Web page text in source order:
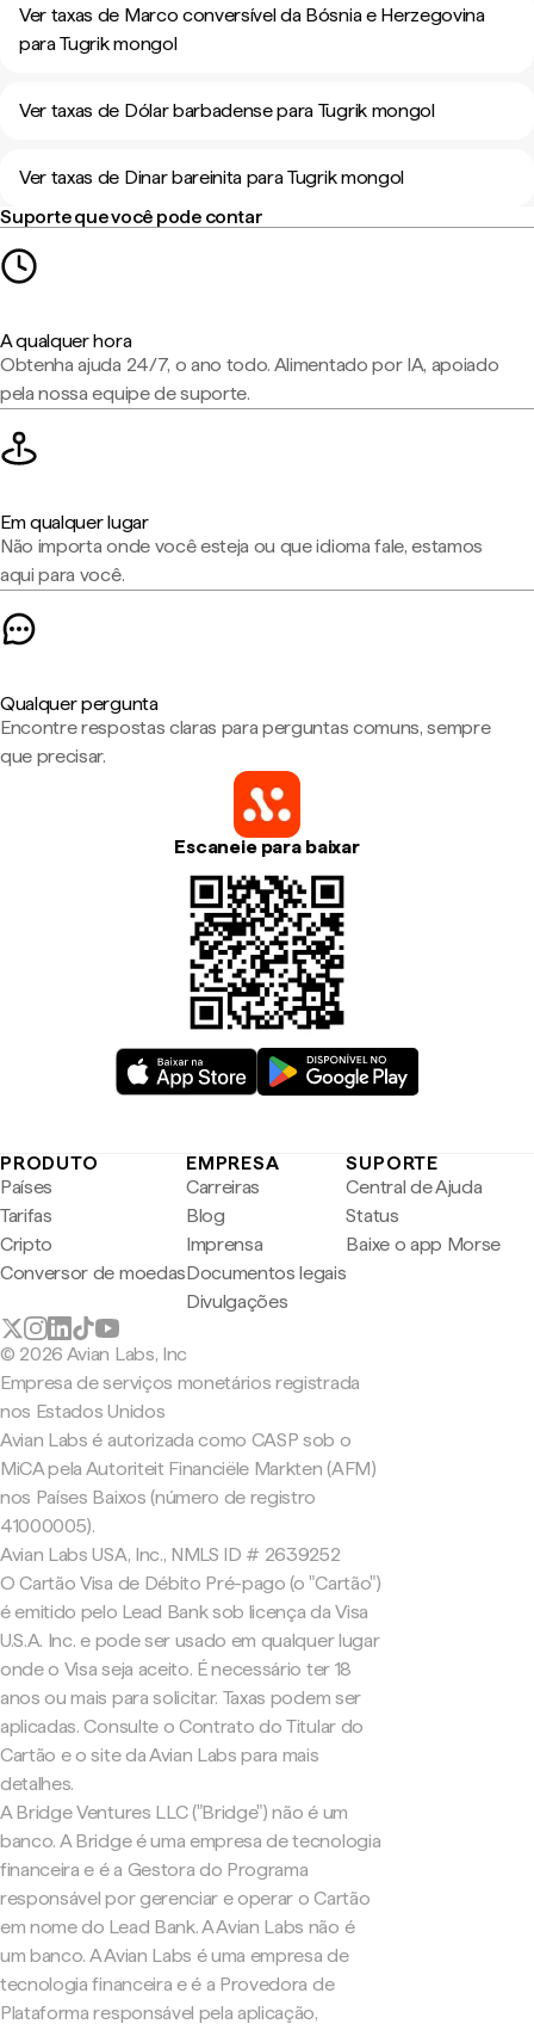
Ver taxas de Marco conversível da Bósnia e Herzegovina
para Tugrik mongol
Ver taxas de Dólar barbadense para Tugrik mongol
Ver taxas de Dinar bareinita para Tugrik mongol
Suporte que você pode contar
A qualquer hora
Obtenha ajuda 24/7, o ano todo. Alimentado por IA, apoiado
pela nossa equipe de suporte.
Em qualquer lugar
Não importa onde você esteja ou que idioma fale, estamos
aqui para você.
Qualquer pergunta
Encontre respostas claras para perguntas comuns, sempre
que precisar.
Escaneie para baixar
PRODUTO
Países
Tarifas
Cripto
Conversor de moedas
EMPRESA
Carreiras
Blog
Imprensa
Documentos legais
Divulgações
SUPORTE
Central de Ajuda
Status
Baixe o app Morse
© 2026 Avian Labs, Inc
Empresa de serviços monetários registrada
nos Estados Unidos
Avian Labs é autorizada como CASP sob o
MiCA pela Autoriteit Financiële Markten (AFM)
nos Países Baixos (número de registro
41000005).
Avian Labs USA, Inc., NMLS ID # 2639252
O Cartão Visa de Débito Pré-pago (o "Cartão")
é emitido pelo Lead Bank sob licença da Visa
U.S.A. Inc. e pode ser usado em qualquer lugar
onde o Visa seja aceito. É necessário ter 18
anos ou mais para solicitar. Taxas podem ser
aplicadas. Consulte o Contrato do Titular do
Cartão e o site da Avian Labs para mais
detalhes.
A Bridge Ventures LLC ("Bridge") não é um
banco. A Bridge é uma empresa de tecnologia
financeira e é a Gestora do Programa
responsável por gerenciar e operar o Cartão
em nome do Lead Bank. A Avian Labs não é
um banco. A Avian Labs é uma empresa de
tecnologia financeira e é a Provedora de
Plataforma responsável pela aplicação,